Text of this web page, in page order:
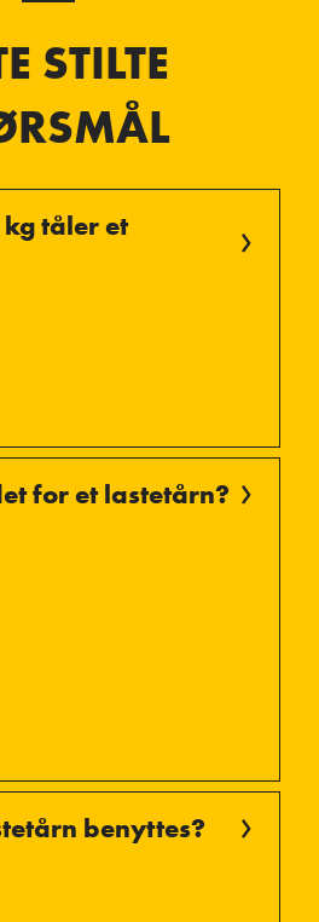
STILTE
tåler et
for et lastetårn?
benyttes?